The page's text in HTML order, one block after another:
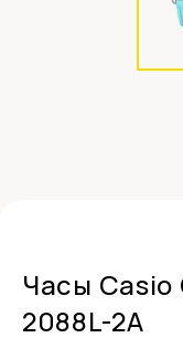
Часы Casio
2088L-2A